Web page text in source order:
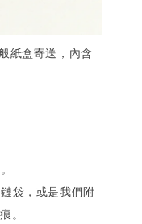
紙盒寄送，內含
袋，或是我們附
。